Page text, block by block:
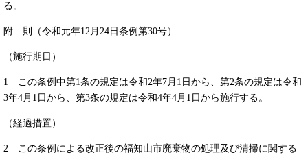
る。
附 則（令和元年12月24日条例第30号）
（施行期日）
1 この条例中第1条の規定は令和2年7月1日から、第2条の規定は令和
3年4月1日から、第3条の規定は令和4年4月1日から施行する。
（経過措置）
2 この条例による改正後の福知山市廃棄物の処理及び清掃に関する